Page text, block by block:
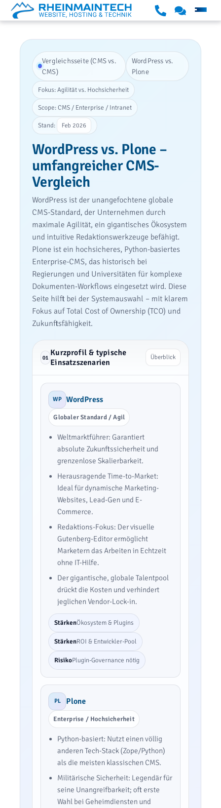
p
K
Vergleichsseite (CMS vs.
CMS)
WordPress vs.
Plone
Fokus: Agilität vs. Hochsicherheit
Scope: CMS / Enterprise / Intranet
Stand: Feb 2026
WordPress vs. Plone –
umfangreicher CMS-
Vergleich
WordPress ist der unangefochtene globale
CMS-Standard, der Unternehmen durch
maximale Agilität, ein gigantisches Ökosystem
und intuitive Redaktionswerkzeuge befähigt.
Plone ist ein hochsicheres, Python-basiertes
Enterprise-CMS, das historisch bei
Regierungen und Universitäten für komplexe
Dokumenten-Workflows eingesetzt wird. Diese
Seite hilft bei der Systemauswahl – mit klarem
Fokus auf Total Cost of Ownership (TCO) und
Zukunftsfähigkeit.
01 Kurzprofil & typische
Einsatzszenarien
Überblick
WP WordPress
Globaler Standard / Agil
Weltmarktführer: Garantiert
absolute Zukunftssicherheit und
grenzenlose Skalierbarkeit.
Herausragende Time-to-Market:
Ideal für dynamische Marketing-
Websites, Lead-Gen und E-
Commerce.
Redaktions-Fokus: Der visuelle
Gutenberg-Editor ermöglicht
Marketern das Arbeiten in Echtzeit
ohne IT-Hilfe.
Der gigantische, globale Talentpool
drückt die Kosten und verhindert
jeglichen Vendor-Lock-in.
StärkenÖkosystem & Plugins
StärkenROI & Entwickler-Pool
RisikoPlugin-Governance nötig
PL Plone
Enterprise / Hochsicherheit
Python-basiert: Nutzt einen völlig
anderen Tech-Stack (Zope/Python)
als die meisten klassischen CMS.
Militärische Sicherheit: Legendär für
seine Unangreifbarkeit; oft erste
Wahl bei Geheimdiensten und